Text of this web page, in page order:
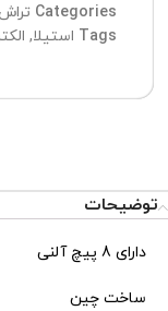
Categories تراش
Tags استیلا,
توضیحات
دارای 8 پیچ آلنی
ساخت چین